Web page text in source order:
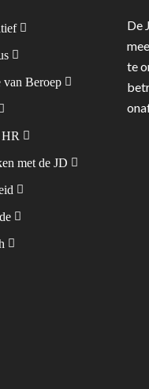
van Beroep
HR
met de JD
De
te